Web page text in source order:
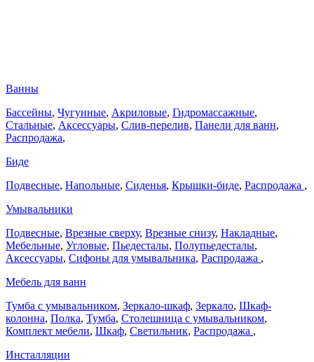
Ванны
Бассейны, Чугунные, Акриловые, Гидромассажные,
Стальные, Аксессуары, Слив-перелив, Панели для ванн,
Распродажа,
Биде
Подвесные, Напольные, Сиденья, Крышки-биде, Распродажа ,
Умывальники
Подвесные, Врезные сверху, Врезные снизу, Накладные,
Мебельные, Угловые, Пьедесталы, Полупьедесталы,
Аксессуары, Сифоны для умывальника, Распродажа ,
Мебель для ванн
Тумба с умывальником, Зеркало-шкаф, Зеркало, Шкаф-
колонна, Полка, Тумба, Столешница с умывальником,
Комплект мебели, Шкаф, Светильник, Распродажа ,
Инсталляции